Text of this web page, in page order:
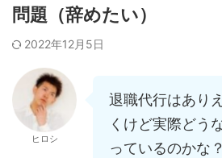
問題（辞めたい）
2022年12月5日
ヒロシ
退職代行はあり
くけど実際どう
っているのかな？